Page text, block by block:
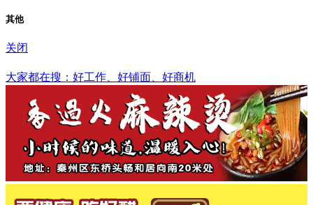
其他
关闭
大家都在搜：好工作、好铺面、好商机